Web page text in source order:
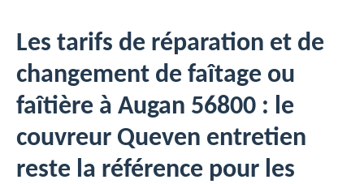
Les tarifs de réparation et de
changement de faîtage ou
faîtière à Augan 56800 : le
couvreur Queven entretien
reste la référence pour les